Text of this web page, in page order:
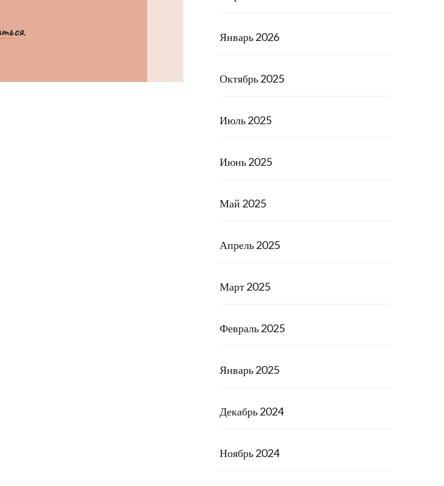
. Январь 2026
Октябрь 2025
Июль 2025
Июнь 2025
Май 2025
Апрель 2025
Март 2025
Февраль 2025
Январь 2025
Декабрь 2024
Ноябрь 2024